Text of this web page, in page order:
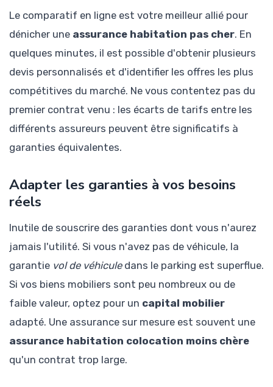
Le comparatif en ligne est votre meilleur allié pour
dénicher une assurance habitation pas cher. En
quelques minutes, il est possible d'obtenir plusieurs
devis personnalisés et d'identifier les offres les plus
compétitives du marché. Ne vous contentez pas du
premier contrat venu : les écarts de tarifs entre les
différents assureurs peuvent être significatifs à
garanties équivalentes.
Adapter les garanties à vos besoins
réels
Inutile de souscrire des garanties dont vous n'aurez
jamais l'utilité. Si vous n'avez pas de véhicule, la
garantie vol de véhiculedans le parking est superflue.
Si vos biens mobiliers sont peu nombreux ou de
faible valeur, optez pour un capital mobilier
adapté. Une assurance sur mesure est souvent une
assurance habitation colocation moins chère
qu'un contrat trop large.